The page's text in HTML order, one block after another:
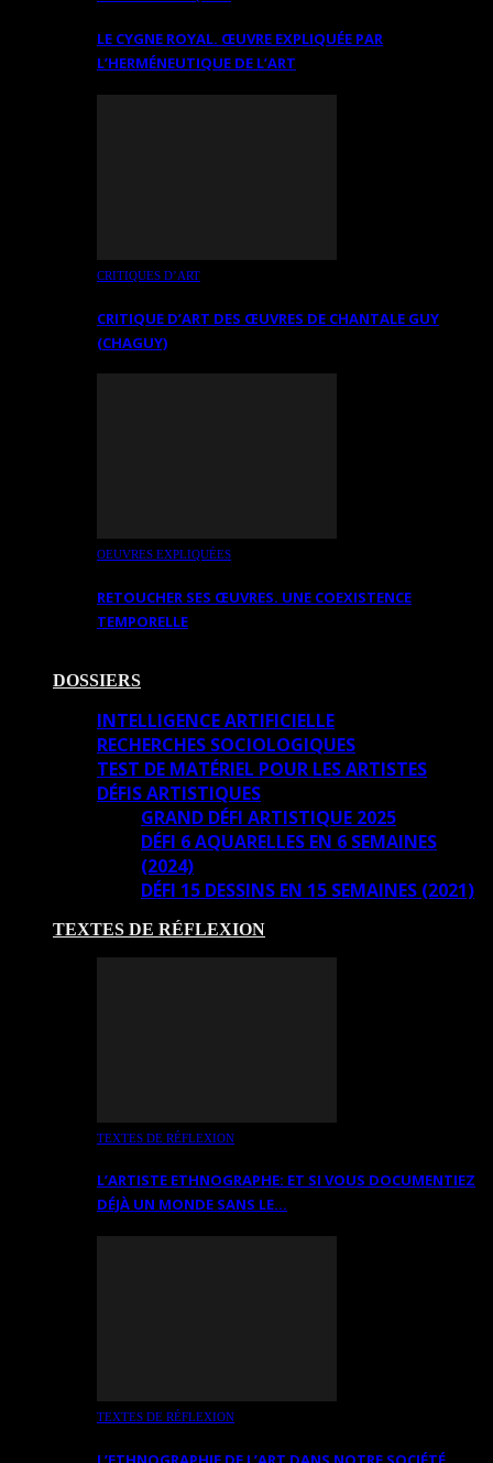
LE CYGNE ROYAL. ŒUVRE EXPLIQUÉE PAR
L’HERMÉNEUTIQUE DE L’ART
CRITIQUES D’ART
CRITIQUE D’ART DES ŒUVRES DE CHANTALE GUY
(CHAGUY)
OEUVRES EXPLIQUÉES
RETOUCHER SES ŒUVRES. UNE COEXISTENCE
TEMPORELLE
DOSSIERS
INTELLIGENCE ARTIFICIELLE
RECHERCHES SOCIOLOGIQUES
TEST DE MATÉRIEL POUR LES ARTISTES
DÉFIS ARTISTIQUES
GRAND DÉFI ARTISTIQUE 2025
DÉFI 6 AQUARELLES EN 6 SEMAINES
(2024)
DÉFI 15 DESSINS EN 15 SEMAINES (2021)
TEXTES DE RÉFLEXION
TEXTES DE RÉFLEXION
L’ARTISTE ETHNOGRAPHE: ET SI VOUS DOCUMENTIEZ
DÉJÀ UN MONDE SANS LE…
TEXTES DE RÉFLEXION